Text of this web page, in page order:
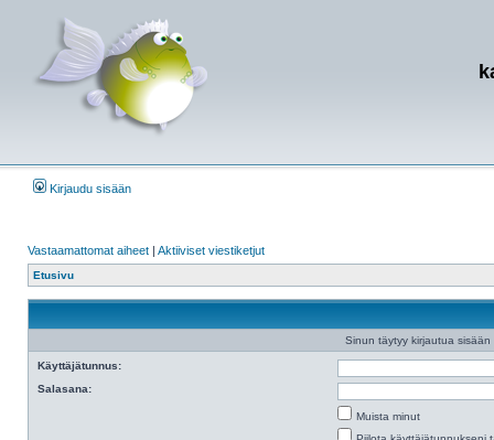
Kirjaudu sisään
Vastaamattomat aiheet | Aktiiviset viestiketjut
Etusivu
Sinun täytyy kirjautua
Käyttäjätunnus:
Salasana:
Muista minut